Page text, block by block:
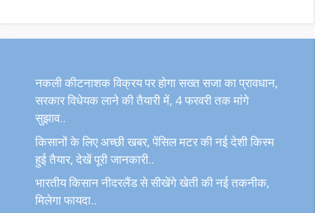
नकली कीटनाशक विक्रय पर होगा सख्त सजा का प्रावधान,
सरकार विधेयक लाने की तैयारी में, 4 फरवरी तक मांगे
सुझाव..
किसानों के लिए अच्छी खबर, पेंसिल मटर की नई देशी किस्म
हुई तैयार, देखें पूरी जानकारी..
भारतीय किसान नीदरलैंड से सीखेंगे खेती की नई तकनीक,
मिलेगा फायदा..